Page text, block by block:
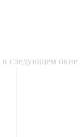
в следующем окне